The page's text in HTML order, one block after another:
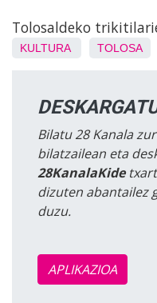
Tolosaldeko
KULTURA TOLOSA
Bilatu 28 Kanala
bilatzailean eta
28KanalaKide
dizuten abantailez
duzu.
APLIKAZIOA